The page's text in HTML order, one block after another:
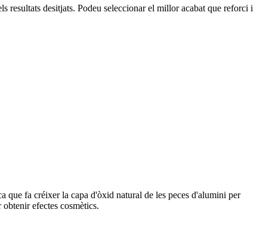
resultats desitjats. Podeu seleccionar el millor acabat que reforci i
que fa créixer la capa d'òxid natural de les peces d'alumini per
efectes cosmètics.